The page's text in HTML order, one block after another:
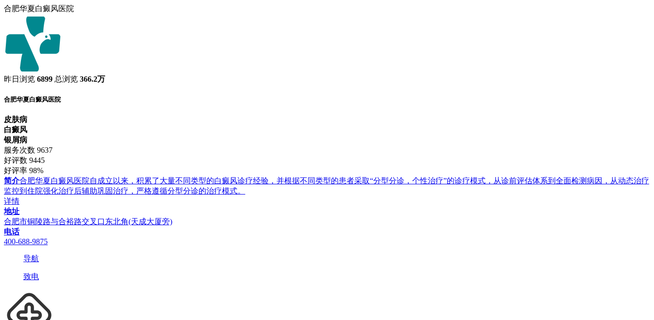
合肥华夏白癜风医院
昨日浏览 6899 总浏览 366.2万
合肥华夏白癜风医院
皮肤病
白癜风
银屑病
服务次数 9637
好评数 9445
好评率 98%
简介合肥华夏白癜风医院自成立以来，积累了大量不同类型的白癜风诊疗经验，并根据不同类型的患者采取“分型分诊，个性治疗”的诊疗模式，从诊前评估体系到全面检测病因，从动态治疗
监控到住院强化治疗后辅助巩固治疗，严格遵循分型分诊的治疗模式。
详情
地址
合肥市铜陵路与合裕路交叉口东北角(天成大厦旁)
电话
400-688-9875
导航
致电